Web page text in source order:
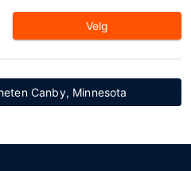
Velg
Canby, Minnesota